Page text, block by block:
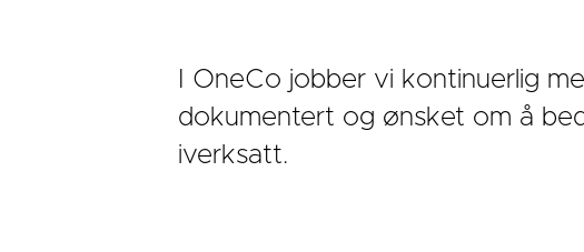
I OneCo jobber vi kontinuerlig
dokumentert og ønsket om å
iverksatt.